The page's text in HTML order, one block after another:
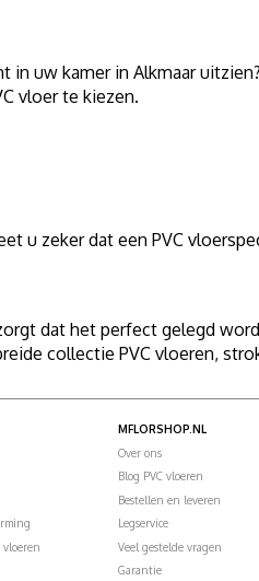
uw kamer in Alkmaar
vloer te kiezen.
u zeker dat een PVC
dat het perfect gelegd
collectie PVC vloeren,
vloeren
MFLORSHOP.NL
Over ons
Blog PVC vloeren
Bestellen en leveren
Legservice
Veel gestelde vragen
Garantie